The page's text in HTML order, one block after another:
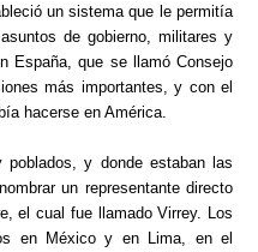
un sistema que le permitía
de gobierno, militares y
España, que se llamó Consejo
más importantes, y con el
hacerse en América.
y donde estaban las
un representante directo
el cual fue llamado Virrey. Los
en México y en Lima, en el